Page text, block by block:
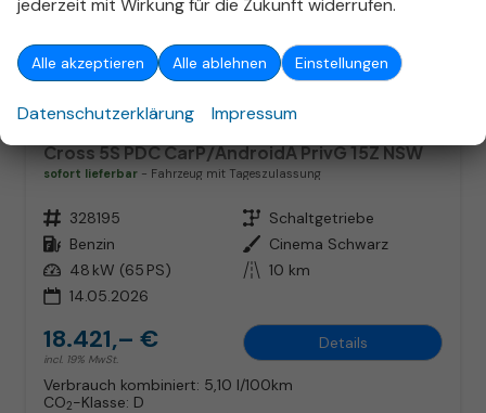
Cross 5S PDC CarP/AndroidA PrivG 15Z NSW
sofort lieferbar Fahrzeug mit Tageszulassung
Fahrzeugnr. 328195 Getriebe Schaltgetriebe
Kraftstoff Benzin Außenfarbe Cinema Schwarz
Leistung 48 kW (65 PS) Kilometerstand 10 km
14.05.2026
18.421,– €
incl. 19% MwSt.
Details
Verbrauch kombiniert: 5,10 l/100km
CO2-Klasse: D
jederzeit mit Wirkung für die Zukunft widerrufen.
Alle akzeptieren Alle ablehnen Einstellungen
Datenschutzerklärung Impressum